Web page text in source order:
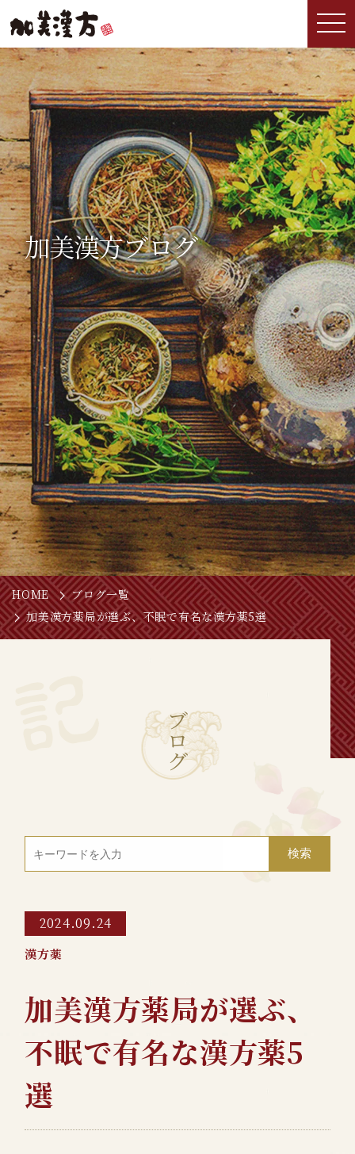
加美漢方ブログ
HOME
ブログ一覧
加美漢方薬局が選ぶ、不眠で有名な漢方薬5選
ブ
ロ
グ
2024.09.24
漢方薬
加美漢方薬局が選ぶ、
不眠で有名な漢方薬5
選